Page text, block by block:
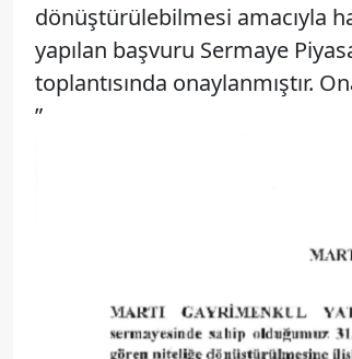
dönüştürülebilmesi amacıyla
yapılan başvuru Sermaye
toplantısında onaylanmıştır.
”